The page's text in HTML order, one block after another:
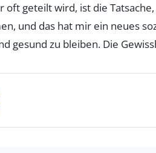
oft geteilt wird, ist die
und das hat mir ein neues
gesund zu bleiben. Die